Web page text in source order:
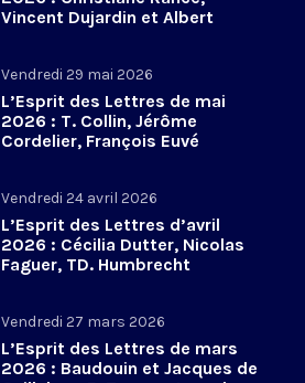
Vincent Dujardin et Albert
Vendredi 29 mai 2026
L’Esprit des Lettres de mai
2026 : T. Collin, Jérôme
Cordelier, François Euvé
Vendredi 24 avril 2026
L’Esprit des Lettres d’avril
2026 : Cécilia Dutter, Nicolas
Faguer, TD. Humbrecht
Vendredi 27 mars 2026
L’Esprit des Lettres de mars
2026 : Baudouin et Jacques de